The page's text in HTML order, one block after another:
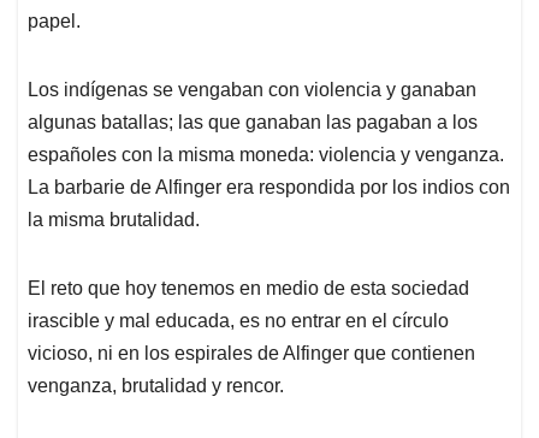
papel.
Los indígenas se vengaban con violencia y ganaban
algunas batallas; las que ganaban las pagaban a los
españoles con la misma moneda: violencia y venganza.
La barbarie de Alfinger era respondida por los indios con
la misma brutalidad.
El reto que hoy tenemos en medio de esta sociedad
irascible y mal educada, es no entrar en el círculo
vicioso, ni en los espirales de Alfinger que contienen
venganza, brutalidad y rencor.